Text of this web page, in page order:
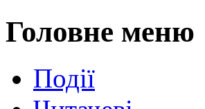
Головне меню
Події